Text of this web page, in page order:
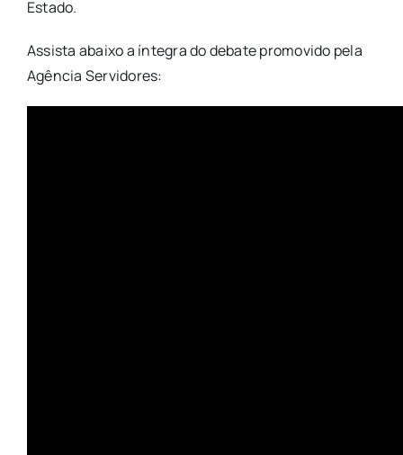
Estado.
Assista abaixo a íntegra do debate promovido pela
Agência Servidores: